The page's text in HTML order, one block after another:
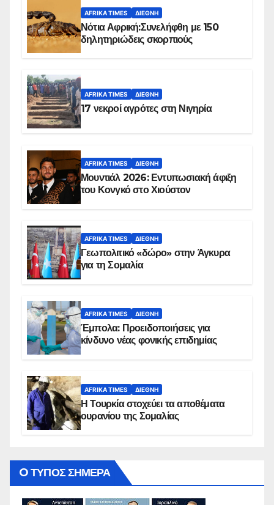
AFRIKA TIMES ΔΙΕΘΝΉ
Νότια Αφρική:Συνελήφθη με 150
δηλητηριώδεις σκορπιούς
AFRIKA TIMES ΔΙΕΘΝΉ
17 νεκροί αγρότες στη Νιγηρία
AFRIKA TIMES ΔΙΕΘΝΉ
Μουντιάλ 2026: Εντυπωσιακή άφιξη
του Κονγκό στο Χιούστον
AFRIKA TIMES ΔΙΕΘΝΉ
Γεωπολιτικό «δώρο» στην Άγκυρα
για τη Σομαλία
AFRIKA TIMES ΔΙΕΘΝΉ
Έμπολα: Προειδοποιήσεις για
κίνδυνο νέας φονικής επιδημίας
AFRIKA TIMES ΔΙΕΘΝΉ
Η Τουρκία στοχεύει τα αποθέματα
ουρανίου της Σομαλίας
O ΤΥΠΟΣ ΣΗΜΕΡΑ